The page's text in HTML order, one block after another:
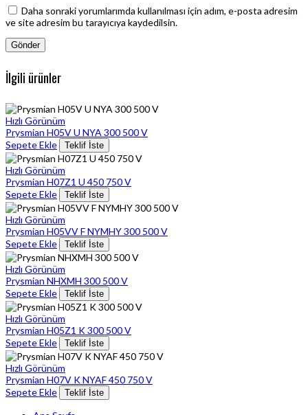
Daha sonraki yorumlarımda kullanılması için adım, e-posta adresim
ve site adresim bu tarayıcıya kaydedilsin.
İlgili ürünler
Hızlı Görünüm
Prysmian H05V U NYA 300 500 V
Sepete Ekle
Teklif İste
Hızlı Görünüm
Prysmian H07Z1 U 450 750 V
Sepete Ekle
Teklif İste
Hızlı Görünüm
Prysmian H05VV F NYMHY 300 500 V
Sepete Ekle
Teklif İste
Hızlı Görünüm
Prysmian NHXMH 300 500 V
Sepete Ekle
Teklif İste
Hızlı Görünüm
Prysmian H05Z1 K 300 500 V
Sepete Ekle
Teklif İste
Hızlı Görünüm
Prysmian H07V K NYAF 450 750 V
Sepete Ekle
Teklif İste